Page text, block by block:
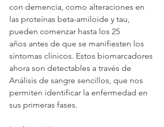
con demencia, como alteraciones en
las proteínas beta-amiloide y tau,
pueden comenzar hasta los 25
años antes de que se manifiesten los
síntomas clínicos. Estos biomarcadores
ahora son detectables a través de
Análisis de sangre sencillos, que nos
permiten identificar la enfermedad en
sus primeras fases.